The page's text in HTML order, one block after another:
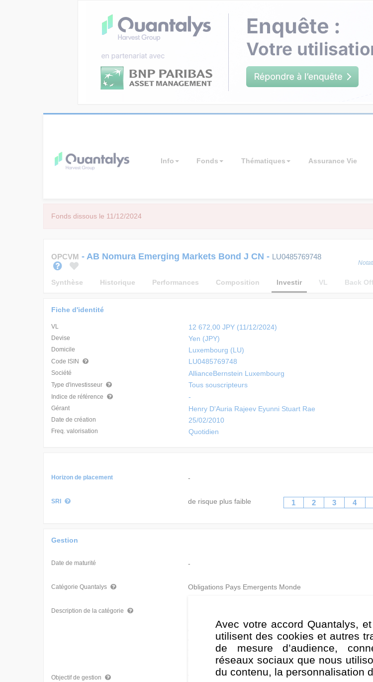
Info Fonds Thématiques Assurance Vie
Fonds dissous le 11/12/2024
OPCVM - AB Nomura Emerging Markets Bond J CN - LU0485769748
Synthèse Historique Performances Composition Investir VL Back
Fiche d'identité
VL 12 672,00 JPY (11/12/2024)
Devise Yen (JPY)
Domicile Luxembourg (LU)
Code ISIN LU0485769748
Société AllianceBernstein Luxembourg
Type d'investisseur Tous souscripteurs
Indice de référence -
Gérant Henry D'Auria Rajeev Eyunni Stuart Rae
Date de création 25/02/2010
Freq. valorisation Quotidien
Horizon de placement -
SRI de risque plus faible 1 2 3 4
Gestion
Date de maturité -
Catégorie Quantalys Obligations Pays Emergents Monde
Description de la catégorie
Les fonds de cette catégorie investissent en titres de
monde entier, libellés en différentes devises. Les
cette catégorie exposent l'investisseur à un risque de
des obligations émises par des sociétés, et à un risque
à un risque de change lié à l'évolution du taux de
portefeuille.
Objectif de gestion
The Fund seeks to achieve a high return on your
Avec votre accord Quantalys,
utilisent des cookies et autres
de mesure d’audience,
réseaux sociaux que nous
du contenu, la personnalisation